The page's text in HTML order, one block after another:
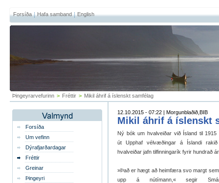
Forsíða Hafa samband English
Þingeyrarvefurinn > Fréttir > Mikil áhrif á íslenskt samfélag
Forsíða
Um vefinn
Dýrafjarðardagar
Fréttir
Greinar
Þingeyri
12.10.2015 - 07:22 | Morgunblaðið,BIB
Mikil áhrif á íslenskt
Ný bók um hvalveiðar við Ísland til
út Upphaf vélvæðingar á Íslandi
hvalveiðar jafn tilfinningarík fyrir hundrað
»Það er hægt að heimfæra svo margt
upp á nútímann,« segir